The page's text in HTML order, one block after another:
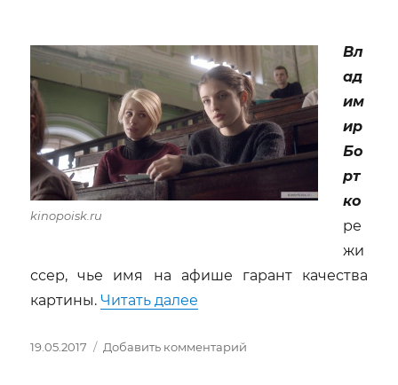
kinopoisk.ru
Вл
ад
им
ир
Бо
рт
ко
ре
жи
ссер, чье имя на афише гарант качества
картины. Читать далее
Опубликовано
19.05.2017 Добавить комментарий